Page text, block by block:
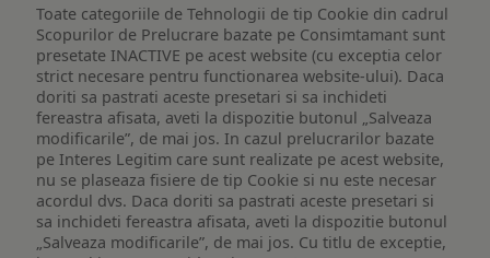
Toate categoriile de Tehnologii de tip Cookie din cadrul
Scopurilor de Prelucrare bazate pe Consimtamant sunt
presetate INACTIVE pe acest website (cu exceptia celor
strict necesare pentru functionarea website-ului). Daca
doriti sa pastrati aceste presetari si sa inchideti
fereastra afisata, aveti la dispozitie butonul „Salveaza
modificarile”, de mai jos. In cazul prelucrarilor bazate
pe Interes Legitim care sunt realizate pe acest website,
nu se plaseaza fisiere de tip Cookie si nu este necesar
acordul dvs. Daca doriti sa pastrati aceste presetari si
sa inchideti fereastra afisata, aveti la dispozitie butonul
„Salveaza modificarile”, de mai jos. Cu titlu de exceptie,